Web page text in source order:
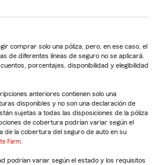
comprar solo una póliza, pero, en ese caso, el
de diferentes líneas de seguro no se aplicará.
porcentajes, disponibilidad y elegibilidad
anteriores contienen solo una
disponibles y no son una declaración de
sujetas a todas las disposiciones de la póliza
de cobertura podrían variar según el
de la cobertura del seguro de auto en su
Farm
podrían variar según el estado y los requisitos